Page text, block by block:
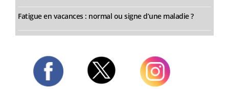
Fatigue en vacances : normal ou signe d’une maladie ?